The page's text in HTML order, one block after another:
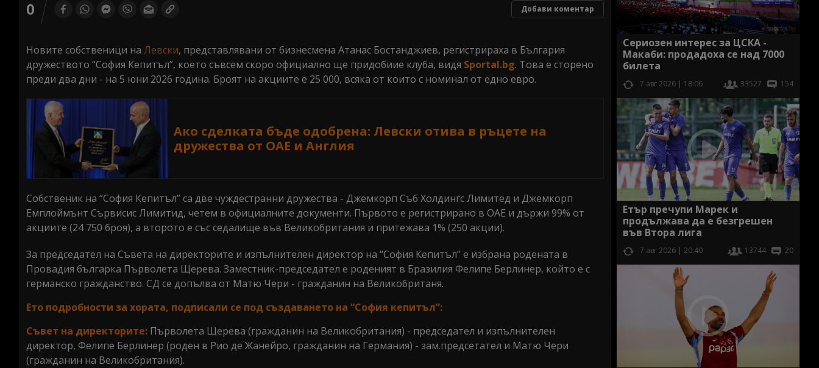
of0 Добави коментар
Новите собственици на Левски, представлявани от бизнесмена Атанас Бостанджиев, регистрираха в България
дружеството “София Кепитъл”, което съвсем скоро официално ще придобиие клуба, видя Sportal.bg. Това е сторено
преди два дни - на 5 юни 2026 година. Броят на акциите е 25 000, всяка от които с номинал от едно евро.
Ако сделката бъде одобрена: Левски отива в ръцете на
дружества от ОАЕ и Англия
Собственик на “София Кепитъл” са две чуждестранни дружества - Джемкорп Съб Холдингс Лимитед и Джемкорп
Емплоймънт Сървисис Лимитид, четем в официалните документи. Първото е регистрирано в ОАЕ и държи 99% от
акциите (24 750 броя), а второто е със седалище във Великобритания и притежава 1% (250 акции).
За председател на Съвета на директорите и изпълнителен директор на “София Кепитъл” е избрана родената в
Провадия българка Първолета Щерева. Заместник-председател е роденият в Бразилия Фелипе Берлинер, който е с
германско гражданство. СД се допълва от Матю Чери - гражданин на Великобританя.
Ето подробности за хората, подписали се под създаването на “София кепитъл”:
Съвет на директорите: Първолета Щерева (гражданин на Великобритания) - председател и изпълнителен
директор, Фелипе Берлинер (роден в Рио де Жанейро, гражданин на Германия) - зам.предсетател и Матю Чери
(гражданин на Великобритания).
Сериозен интерес за ЦСКА -
Макаби: продадоха се над 7000
билета
7 авг 2026 | 18:06 33527 154
Етър пречупи Марек и
продължава да е безгрешен
във Втора лига
7 авг 2026 | 20:40 13744 20